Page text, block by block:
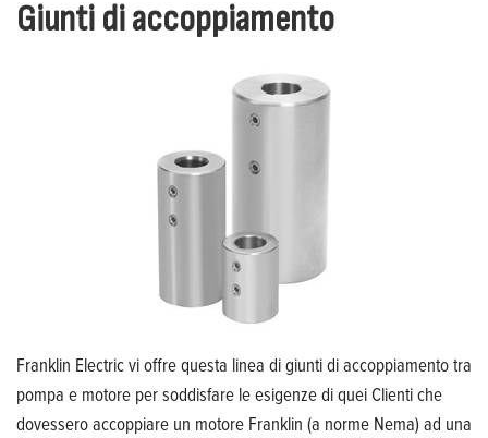
Giunti di accoppiamento
Franklin Electric vi offre questa linea di giunti di accoppiamento tra
pompa e motore per soddisfare le esigenze di quei Clienti che
dovessero accoppiare un motore Franklin (a norme Nema) ad una